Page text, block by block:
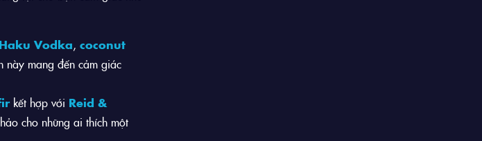
Vodka, coconut
này mang đến cảm giác
kết hợp với Reid &
cho những ai thích một